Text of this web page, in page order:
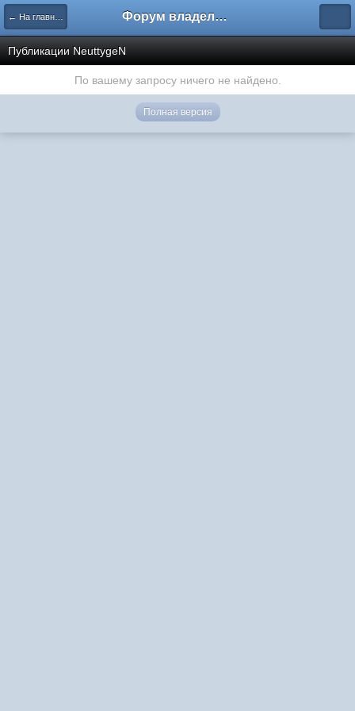
← На главную Форум владельцев интернет-магазинов
Публикации NeuttygeN
По вашему запросу ничего не найдено.
Полная версия